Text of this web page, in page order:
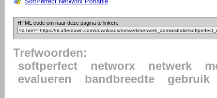
HTML code om naar deze pagina te linken:
Trefwoorden:
softperfect
networx netwerk
evalueren
bandbreedte gebruik